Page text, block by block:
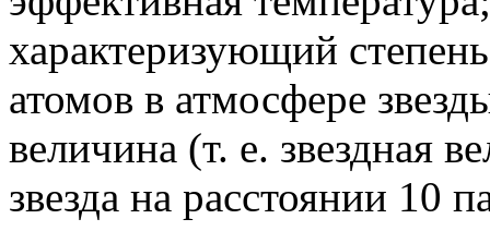
характеризующий
атомов в атмосфере
величина (т. е. звездная
звезда на расстоянии 10